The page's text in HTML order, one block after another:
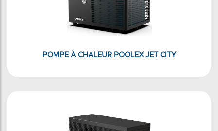
POMPE À CHALEUR POOLEX JET CITY